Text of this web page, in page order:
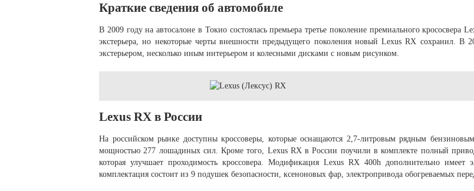
Краткие сведения об автомобиле
В 2009 году на автосалоне в Токио состоялась премьера третье поколение премиального
экстерьера, но некоторые черты внешности предыдущего поколения новый Lexus RX сохранил. В
экстерьером, несколько иным интерьером и колесными дисками с новым рисунком.
Lexus RX в России
На российском рынке доступны кроссоверы, которые оснащаются 2,7-литровым рядным
мощностью 277 лошадиных сил. Кроме того, Lexus RX в России поучили в комплекте полный
которая улучшает проходимость кроссовера. Модификация Lexus RX 400h дополнительно
комплектация состоит из 9 подушек безопасности, ксеноновых фар, электропривода обогреваемых